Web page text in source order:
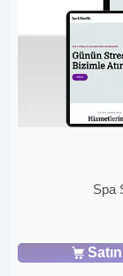
Spa
Satın